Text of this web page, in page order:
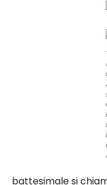
battesimale si